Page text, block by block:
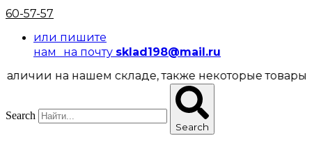
60-57-57
или пишите
нам на почту sklad198@mail.ru
на нашем складе, также некоторые товары
Search
Search